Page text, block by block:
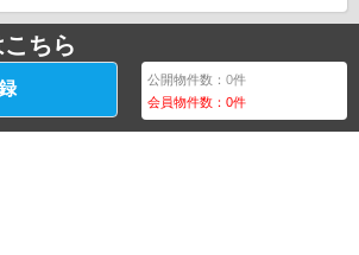
ちら
公開物件数：0件
会員物件数：0件